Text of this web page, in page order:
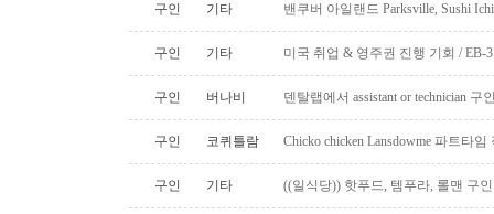
구인 기타 밴쿠버 아일랜드 Parksville, Sushi
구인 기타 미국 취업 & 영주권 진행 기회 / EB-
구인 버나비 덴탈랩에서 assistant or technician 구
구인 코퀴틀람 Chicko chicken Lansdowme 파트타
구인 기타 ((일식당)) 핫푸드, 템푸라, 롤맨 구